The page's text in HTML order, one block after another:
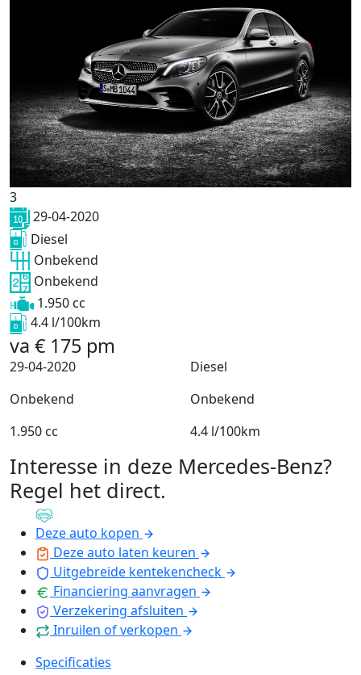
3
29-04-2020
Diesel
Onbekend
Onbekend
1.950 cc
4.4 l/100km
va € 175 pm
29-04-2020
Diesel
Onbekend
Onbekend
1.950 cc
4.4 l/100km
Interesse in deze Mercedes-Benz?
Regel het direct.
Deze auto kopen
Deze auto laten keuren
Uitgebreide kentekencheck
Financiering aanvragen
Verzekering afsluiten
Inruilen of verkopen
Specificaties